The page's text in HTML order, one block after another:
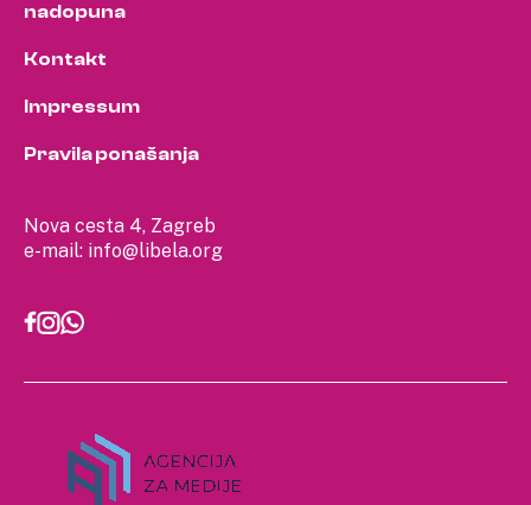
Nova cesta 4, Zagreb
e-mail: info@libela.org
nadopuna
Kontakt
Impressum
Pravila ponašanja